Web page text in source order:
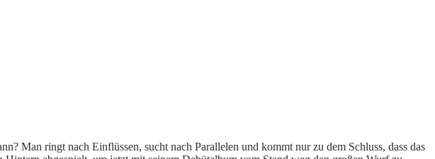
Man ringt nach Einflüssen, sucht nach Parallelen und kommt nur zu dem Schluss, dass das